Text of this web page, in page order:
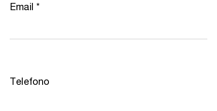
Email *
Telefono